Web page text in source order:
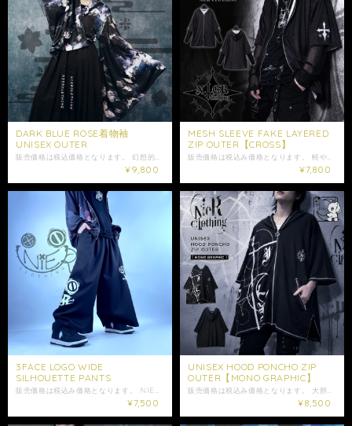
DARK BLUE ROSE着物袖
UNISEX OUTER
¥9,800
MESH SLEEVE FAKE LAYERED
ZIP OUTER【CROSS】
¥7,800
3FACE LOGO WIDE
SILHOUETTE PANTS
¥7,500
UNISEX HOOD PONCHO ZIP
OUTER【MONO GRAPHIC】
¥8,500